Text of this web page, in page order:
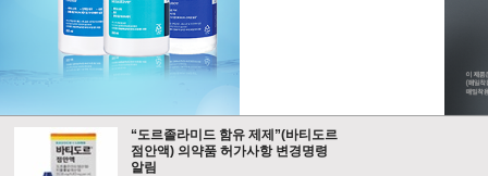
“도르졸라미드 함유 제제”(바티도르
점안액) 의약품 허가사항 변경명령
알림